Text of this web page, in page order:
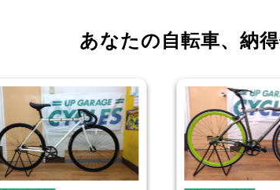
あなたの自転車、 納